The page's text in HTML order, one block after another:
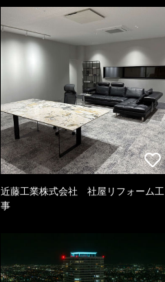
近藤工業株式会社 社屋リフォーム工
事